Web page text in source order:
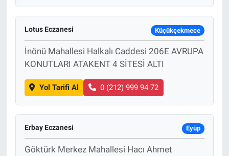
Lotus Eczanesi Küçükçekmece
İnönü Mahallesi Halkalı Caddesi 206E AVRUPA
KONUTLARI ATAKENT 4 SİTESİ ALTI
Yol Tarifi Al 0 (212) 999 94 72
Erbay Eczanesi Eyüp
Göktürk Merkez Mahallesi Hacı Ahmet